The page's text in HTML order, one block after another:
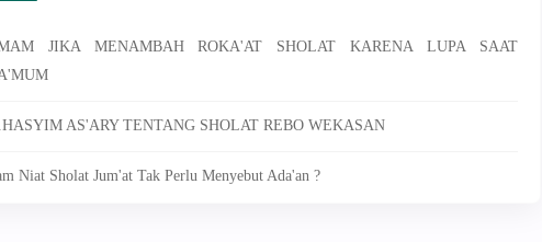
JIKA MENAMBAH ROKA'AT SHOLAT KARENA LUPA SAAT
AS'ARY TENTANG SHOLAT REBO WEKASAN
Niat Sholat Jum'at Tak Perlu Menyebut Ada'an ?